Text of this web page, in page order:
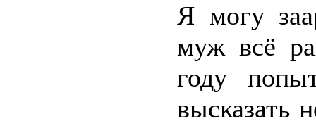
Я могу
муж всё
году
высказать